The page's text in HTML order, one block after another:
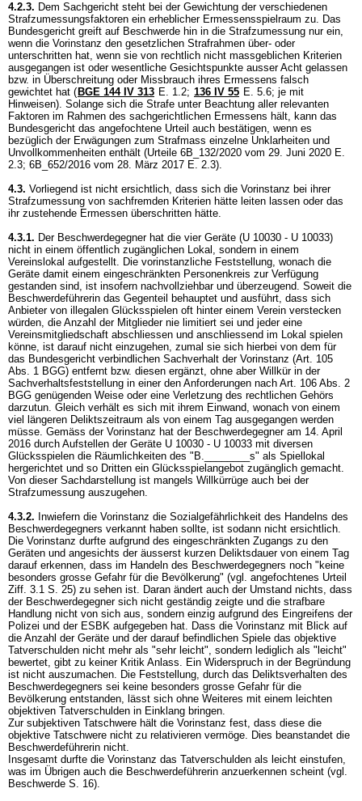
4.2.3. Dem Sachgericht steht bei der Gewichtung der verschiedenen
Strafzumessungsfaktoren ein erheblicher Ermessensspielraum zu. Das
Bundesgericht greift auf Beschwerde hin in die Strafzumessung nur ein,
wenn die Vorinstanz den gesetzlichen Strafrahmen über- oder
unterschritten hat, wenn sie von rechtlich nicht massgeblichen Kriterien
ausgegangen ist oder wesentliche Gesichtspunkte ausser Acht gelassen
bzw. in Überschreitung oder Missbrauch ihres Ermessens falsch
gewichtet hat ( BGE 144 IV 313 E. 1.2; 136 IV 55 E. 5.6; je mit
Hinweisen). Solange sich die Strafe unter Beachtung aller relevanten
Faktoren im Rahmen des sachgerichtlichen Ermessens hält, kann das
Bundesgericht das angefochtene Urteil auch bestätigen, wenn es
bezüglich der Erwägungen zum Strafmass einzelne Unklarheiten und
Unvollkommenheiten enthält (Urteile 6B_132/2020 vom 29. Juni 2020 E.
2.3; 6B_652/2016 vom 28. März 2017 E. 2.3).
4.3. Vorliegend ist nicht ersichtlich, dass sich die Vorinstanz bei ihrer
Strafzumessung von sachfremden Kriterien hätte leiten lassen oder das
ihr zustehende Ermessen überschritten hätte.
4.3.1. Der Beschwerdegegner hat die vier Geräte (U 10030 - U 10033)
nicht in einem öffentlich zugänglichen Lokal, sondern in einem
Vereinslokal aufgestellt. Die vorinstanzliche Feststellung, wonach die
Geräte damit einem eingeschränkten Personenkreis zur Verfügung
gestanden sind, ist insofern nachvollziehbar und überzeugend. Soweit die
Beschwerdeführerin das Gegenteil behauptet und ausführt, dass sich
Anbieter von illegalen Glücksspielen oft hinter einem Verein verstecken
würden, die Anzahl der Mitglieder nie limitiert sei und jeder eine
Vereinsmitgliedschaft abschliessen und anschliessend im Lokal spielen
könne, ist darauf nicht einzugehen, zumal sie sich hierbei von dem für
das Bundesgericht verbindlichen Sachverhalt der Vorinstanz (Art. 105
Abs. 1 BGG) entfernt bzw. diesen ergänzt, ohne aber Willkür in der
Sachverhaltsfeststellung in einer den Anforderungen nach Art. 106 Abs. 2
BGG genügenden Weise oder eine Verletzung des rechtlichen Gehörs
darzutun. Gleich verhält es sich mit ihrem Einwand, wonach von einem
viel längeren Deliktszeitraum als von einem Tag ausgegangen werden
müsse. Gemäss der Vorinstanz hat der Beschwerdegegner am 14. April
2016 durch Aufstellen der Geräte U 10030 - U 10033 mit diversen
Glücksspielen die Räumlichkeiten des "B.________s" als Spiellokal
hergerichtet und so Dritten ein Glücksspielangebot zugänglich gemacht.
Von dieser Sachdarstellung ist mangels Willkürrüge auch bei der
Strafzumessung auszugehen.
4.3.2. Inwiefern die Vorinstanz die Sozialgefährlichkeit des Handelns des
Beschwerdegegners verkannt haben sollte, ist sodann nicht ersichtlich.
Die Vorinstanz durfte aufgrund des eingeschränkten Zugangs zu den
Geräten und angesichts der äusserst kurzen Deliktsdauer von einem Tag
darauf erkennen, dass im Handeln des Beschwerdegegners noch "keine
besonders grosse Gefahr für die Bevölkerung" (vgl. angefochtenes Urteil
Ziff. 3.1 S. 25) zu sehen ist. Daran ändert auch der Umstand nichts, dass
der Beschwerdegegner sich nicht geständig zeigte und die strafbare
Handlung nicht von sich aus, sondern einzig aufgrund des Eingreifens der
Polizei und der ESBK aufgegeben hat. Dass die Vorinstanz mit Blick auf
die Anzahl der Geräte und der darauf befindlichen Spiele das objektive
Tatverschulden nicht mehr als "sehr leicht", sondern lediglich als "leicht"
bewertet, gibt zu keiner Kritik Anlass. Ein Widerspruch in der Begründung
ist nicht auszumachen. Die Feststellung, durch das Deliktsverhalten des
Beschwerdegegners sei keine besonders grosse Gefahr für die
Bevölkerung entstanden, lässt sich ohne Weiteres mit einem leichten
objektiven Tatverschulden in Einklang bringen.
Zur subjektiven Tatschwere hält die Vorinstanz fest, dass diese die
objektive Tatschwere nicht zu relativieren vermöge. Dies beanstandet die
Beschwerdeführerin nicht.
Insgesamt durfte die Vorinstanz das Tatverschulden als leicht einstufen,
was im Übrigen auch die Beschwerdeführerin anzuerkennen scheint (vgl.
Beschwerde S. 16).